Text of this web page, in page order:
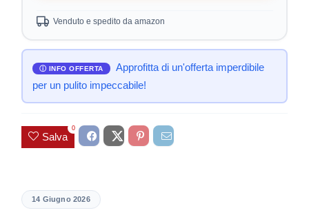
Venduto e spedito da amazon
Approfitta di un'offerta imperdibile
per un pulito impeccabile!
Salva
0
14 Giugno 2026